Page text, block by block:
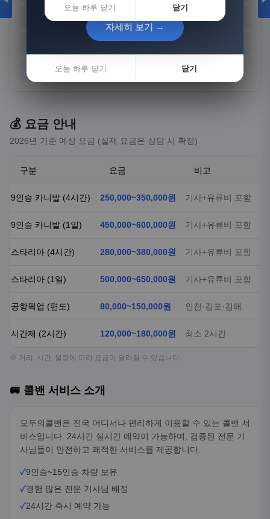
경기 충남
전남 경북
💰 요금 안내
2026년 기준 예상 요금 (실제 요금은 상담 시 확정)
구분 요금 비고
9인승 카니발 (4시간) 250,000~350,000원 기사+유류비 포함
9인승 카니발 (1일) 450,000~600,000원 기사+유류비 포함
스타리아 (4시간) 280,000~380,000원 기사+유류비 포함
스타리아 (1일) 500,000~650,000원 기사+유류비 포함
공항픽업 (편도) 80,000~150,000원 인천·김포·김해
시간제 (2시간) 120,000~180,000원 최소 2시간
※ 거리, 시간, 물량에 따라 요금이 달라질 수 있습니다.
🚐 콜밴 서비스 소개
모두의콜밴은 전국 어디서나 편리하게 이용할 수 있는 콜밴 서
비스입니다. 24시간 실시간 예약이 가능하며, 검증된 전문 기
사님들이 안전하고 쾌적한 서비스를 제공합니다.
✓9인승~15인승 차량 보유
✓경험 많은 전문 기사님 배정
✓24시간 즉시 예약 가능
오늘 하루 닫기 닫기
자세히 보기 →
오늘 하루 닫기 닫기
자세히 보기 →
오늘 하루 닫기 닫기